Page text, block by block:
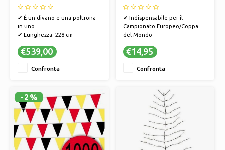
✔ È un divano e una poltrona
in uno
✔ Lunghezza: 228 cm
✔ Colore: antracite
€539,00
Confronta
Germania
✔ Indispensabile per il
Campionato Europeo/Coppa
del Mondo
giardino o la tua strada con
✔ Tifa per la Germania sulla
✔ Con questa bandierina farai
sicuramente colpo
€14,95
Confronta
-2%